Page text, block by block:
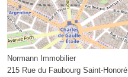
Normann Immobilier
215 Rue du Faubourg Saint-Honoré